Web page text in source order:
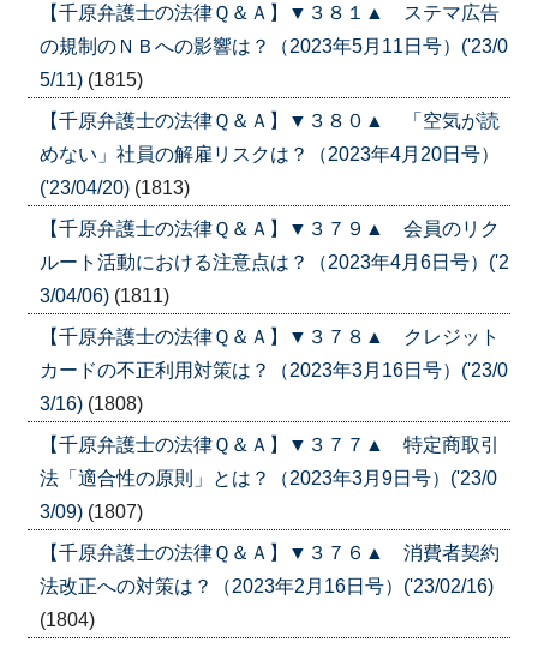
【千原弁護士の法律Ｑ＆Ａ】▼３８１▲ ステマ広告
の規制のＮＢへの影響は？（2023年5月11日号）('23/0
5/11) (1815)
【千原弁護士の法律Ｑ＆Ａ】▼３８０▲ 「空気が読
めない」社員の解雇リスクは？（2023年4月20日号）
('23/04/20) (1813)
【千原弁護士の法律Ｑ＆Ａ】▼３７９▲ 会員のリク
ルート活動における注意点は？（2023年4月6日号）('2
3/04/06) (1811)
【千原弁護士の法律Ｑ＆Ａ】▼３７８▲ クレジット
カードの不正利用対策は？（2023年3月16日号）('23/0
3/16) (1808)
【千原弁護士の法律Ｑ＆Ａ】▼３７７▲ 特定商取引
法「適合性の原則」とは？（2023年3月9日号）('23/0
3/09) (1807)
【千原弁護士の法律Ｑ＆Ａ】▼３７６▲ 消費者契約
法改正への対策は？（2023年2月16日号）('23/02/16)
(1804)